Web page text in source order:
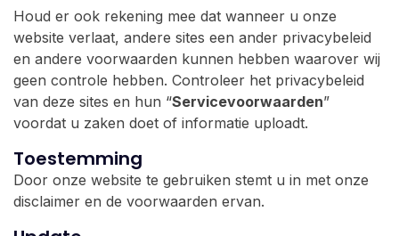
Houd er ook rekening mee dat wanneer u onze
website verlaat, andere sites een ander privacybeleid
en andere voorwaarden kunnen hebben waarover wij
geen controle hebben. Controleer het privacybeleid
van deze sites en hun “Servicevoorwaarden”
voordat u zaken doet of informatie uploadt.
Toestemming
Door onze website te gebruiken stemt u in met onze
disclaimer en de voorwaarden ervan.